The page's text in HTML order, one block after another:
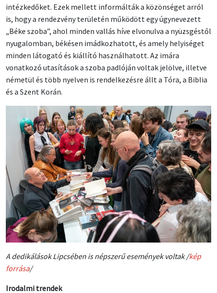
intézkedőket. Ezek mellett informálták a közönséget arról
is, hogy a rendezvény területén működött egy úgynevezett
„Béke szoba”, ahol minden vallás híve elvonulva a nyüzsgéstől
nyugalomban, békésen imádkozhatott, és amely helyiséget
minden látogató és kiállító használhatott. Az imára
vonatkozó utasítások a szoba padlóján voltak jelölve, illetve
németül és több nyelven is rendelkezésre állt a Tóra, a Biblia
és a Szent Korán.
A dedikálások Lipcsében is népszerű események voltak /kép
forrása/
Irodalmi trendek